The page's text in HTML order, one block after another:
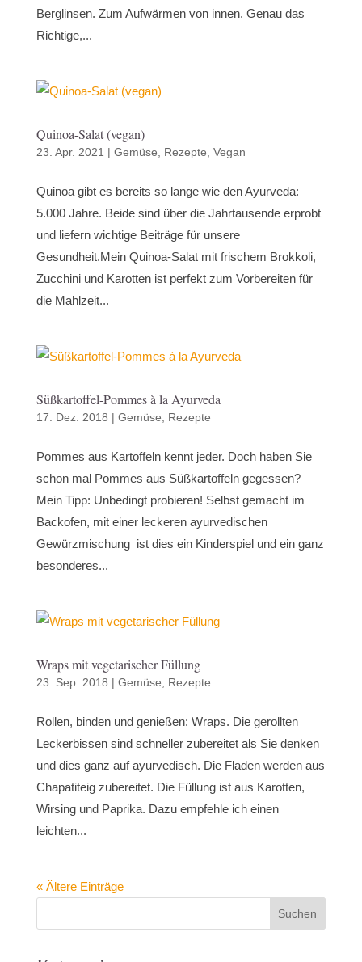
Berglinsen. Zum Aufwärmen von innen. Genau das
Richtige,...
Quinoa-Salat (vegan)
23. Apr. 2021 | Gemüse Rezepte Vegan
Quinoa gibt es bereits so lange wie den Ayurveda:
5.000 Jahre. Beide sind über die Jahrtausende erprobt
und liefern wichtige Beiträge für unsere
Gesundheit.Mein Quinoa-Salat mit frischem Brokkoli,
Zucchini und Karotten ist perfekt zum Vorbereiten für
die Mahlzeit...
Süßkartoffel-Pommes à la Ayurveda
17. Dez. 2018 | Gemüse Rezepte
Pommes aus Kartoffeln kennt jeder. Doch haben Sie
schon mal Pommes aus Süßkartoffeln gegessen?
Mein Tipp: Unbedingt probieren! Selbst gemacht im
Backofen, mit einer leckeren ayurvedischen
Gewürzmischung ist dies ein Kinderspiel und ein ganz
besonderes...
Wraps mit vegetarischer Füllung
23. Sep. 2018 | Gemüse Rezepte
Rollen, binden und genießen: Wraps. Die gerollten
Leckerbissen sind schneller zubereitet als Sie denken
und dies ganz auf ayurvedisch. Die Fladen werden aus
Chapatiteig zubereitet. Die Füllung ist aus Karotten,
Wirsing und Paprika. Dazu empfehle ich einen
leichten...
« Ältere Einträge